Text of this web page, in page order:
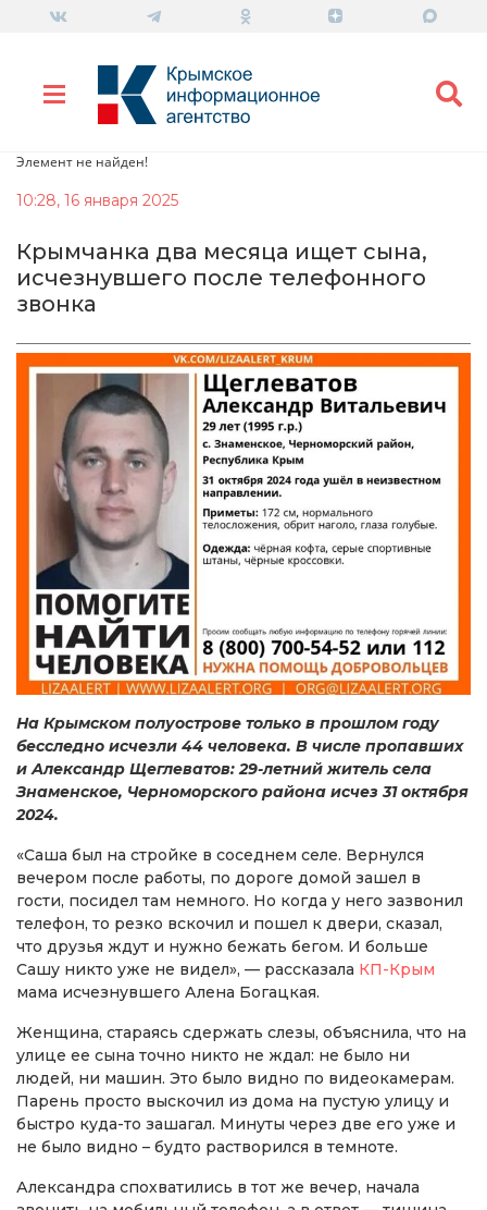
Элемент не найден!
10:28, 16 января 2025
Крымчанка два месяца ищет сына,
исчезнувшего после телефонного
звонка
На Крымском полуострове только в прошлом году
бесследно исчезли 44 человека. В числе пропавших
и Александр Щеглеватов: 29-летний житель села
Знаменское, Черноморского района исчез 31 октября
2024.
«Саша был на стройке в соседнем селе. Вернулся
вечером после работы, по дороге домой зашел в
гости, посидел там немного. Но когда у него зазвонил
телефон, то резко вскочил и пошел к двери, сказал,
что друзья ждут и нужно бежать бегом. И больше
Сашу никто уже не видел», — рассказала КП-Крым
мама исчезнувшего Алена Богацкая.
Женщина, стараясь сдержать слезы, объяснила, что на
улице ее сына точно никто не ждал: не было ни
людей, ни машин. Это было видно по видеокамерам.
Парень просто выскочил из дома на пустую улицу и
быстро куда-то зашагал. Минуты через две его уже и
не было видно – будто растворился в темноте.
Александра спохватились в тот же вечер, начала